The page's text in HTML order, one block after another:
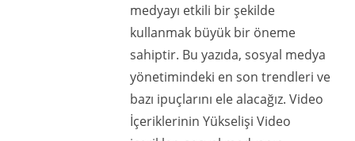
medyayı etkili bir şekilde
kullanmak büyük bir öneme
sahiptir. Bu yazıda, sosyal medya
yönetimindeki en son trendleri ve
bazı ipuçlarını ele alacağız. Video
İçeriklerinin Yükselişi Video